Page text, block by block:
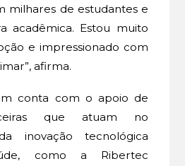
milhares de estudantes e
acadêmica. Estou muito
e impressionado com
afirma.
conta com o apoio de
que atuam no
inovação tecnológica
como a Ribertec